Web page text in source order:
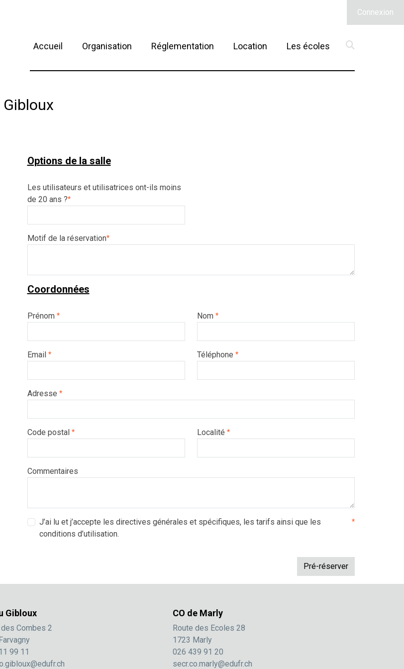
Accueil Organisation Réglementation Location (current)Les écoles
Connexion
Options de la salle
Les utilisateurs et utilisatrices ont-ils moins
de 20 ans ?*
Motif de la réservation*
Coordonnées
Prénom * Nom *
Email * Téléphone *
Adresse *
Code postal * Localité *
Commentaires
J’ai lu et j’accepte les directives générales et spécifiques, les tarifs ainsi que les
conditions d’utilisation.
*
Gibloux
Combes 2
99 11
CO de Marly
Route des Ecoles 28
1723 Marly
026 439 91 20
secr.co.marly@edufr.ch